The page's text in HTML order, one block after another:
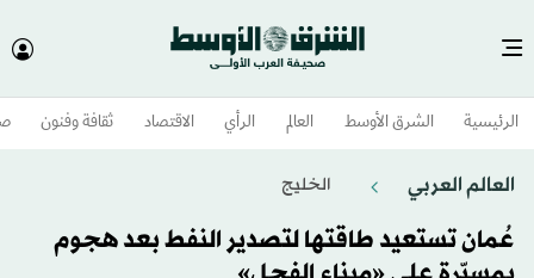
الرئيسية الشرق الأوسط​ العالم الرأي الاقتصاد ثقافة وفنون
العالم العربي الخليج
عُمان تستعيد طاقتها لتصدير النفط بعد هجوم